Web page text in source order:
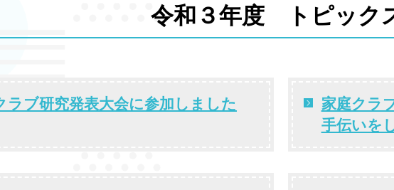
令和３年度 トピック
ラブ研究発表大会に参加しました
家庭クラ
手伝いを